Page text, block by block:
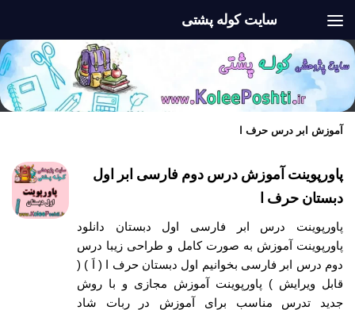
سایت کوله پشتی
آموزش ابر درس حرف ا
پاورپوینت آموزش درس دوم فارسی ابر اول
دبستان حرف ا
پاورپوینت درس ابر فارسی اول دبستان دانلود
پاورپوینت آموزش به صورت کامل و طراحی زیبا درس
دوم درس ابر فارسی بخوانیم اول دبستان حرف ا ( اَ ) (
قابل ویرایش ) پاورپوینت آموزش مجازی و با روش
جدید تدرس مناسب برای آموزش در ربات شاد